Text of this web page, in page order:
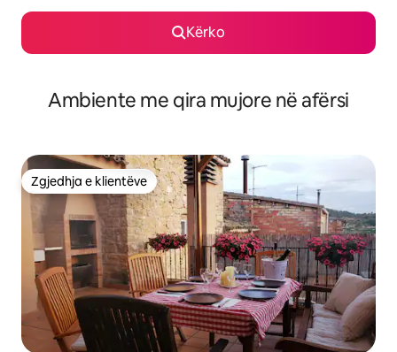
Kërko
Ambiente me qira mujore në afërsi
Zgjedhja e klientëve
Zgjedhja e klientëve